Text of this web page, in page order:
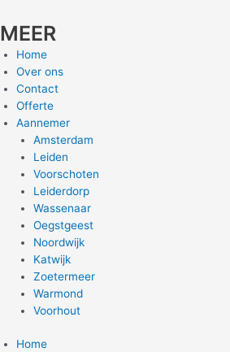
MEER
Home
Over ons
Contact
Offerte
Aannemer
Amsterdam
Leiden
Voorschoten
Leiderdorp
Wassenaar
Oegstgeest
Noordwijk
Katwijk
Zoetermeer
Warmond
Voorhout
Home